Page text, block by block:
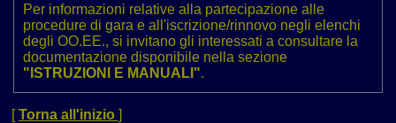
Per informazioni relative alla partecipazione alle
procedure di gara e all'iscrizione/rinnovo negli elenchi
degli OO.EE., si invitano gli interessati a consultare la
documentazione disponibile nella sezione
"ISTRUZIONI E MANUALI".
[Torna all'inizio ]